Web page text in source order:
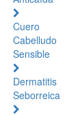
Cuero
Cabelludo
Sensible
Dermatitis
Seborreica